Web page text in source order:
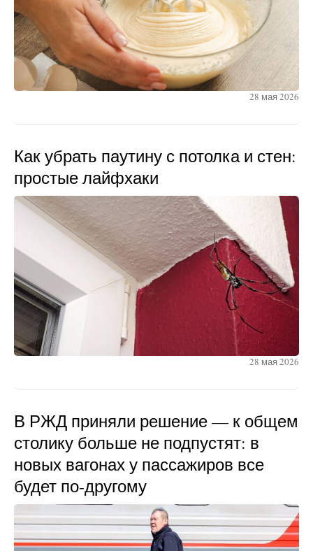
28 мая 2026
Как убрать паутину с потолка и стен:
простые лайфхаки
28 мая 2026
В РЖД приняли решение — к общем
столику больше не подпустят: в
новых вагонах у пассажиров все
будет по-другому